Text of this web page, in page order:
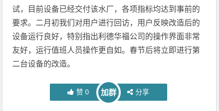
试，目前设备已经交付该水厂，各项指标均达到事前的
要求。二月初我们对用户进行回访，用户反映改造后的
设备运行良好，特别指出利德华福公司的操作界面非常
友好，运行值班人员操作更自如。春节后将立即进行第
二台设备的改造。
赞 0 加群 分享